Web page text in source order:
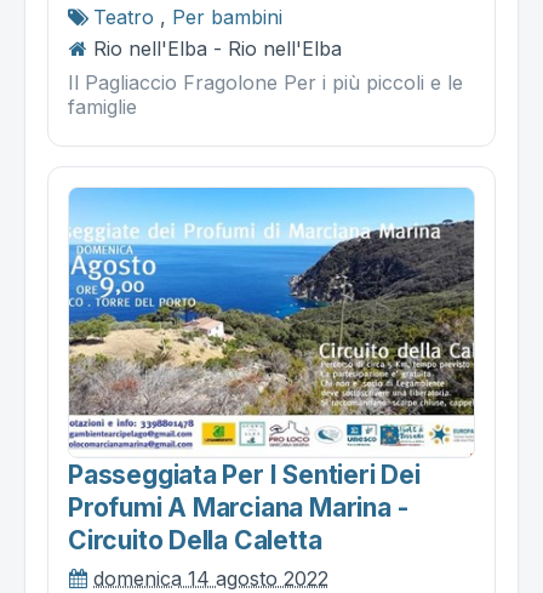
Teatro , Per bambini
Rio nell'Elba - Rio nell'Elba
Il Pagliaccio Fragolone Per i più piccoli e le
famiglie
Passeggiata Per I Sentieri Dei
Profumi A Marciana Marina -
Circuito Della Caletta
domenica 14 agosto 2022